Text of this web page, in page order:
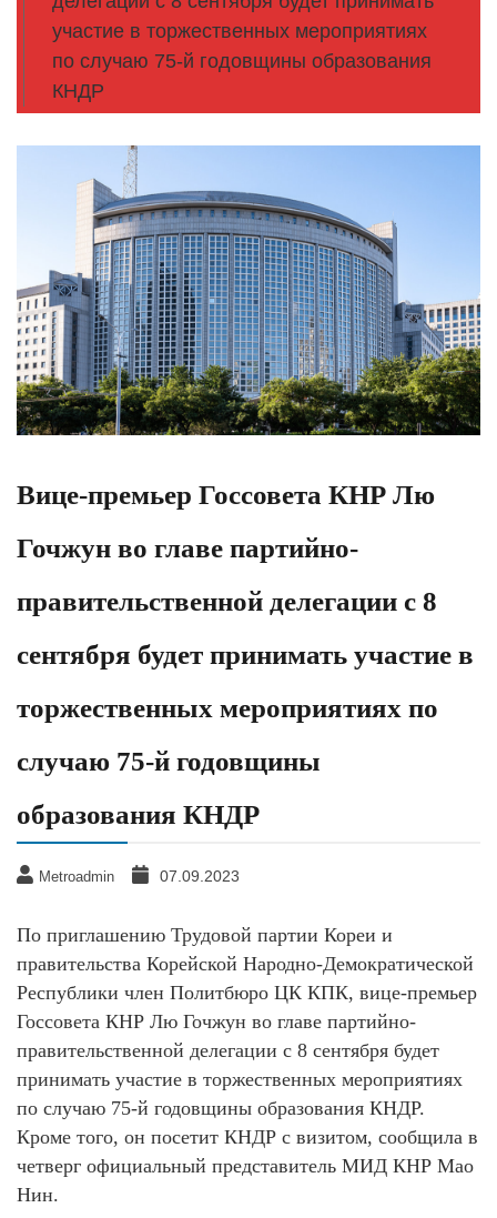
участие в торжественных мероприятиях
по случаю 75-й годовщины образования
КНДР
Вице-премьер Госсовета КНР Лю
Гочжун во главе партийно-
правительственной делегации с 8
сентября будет принимать участие в
торжественных мероприятиях по
случаю 75-й годовщины
образования КНДР
Metroadmin 07.09.2023
По приглашению Трудовой партии Кореи и
правительства Корейской Народно-Демократической
Республики член Политбюро ЦК КПК, вице-премьер
Госсовета КНР Лю Гочжун во главе партийно-
правительственной делегации с 8 сентября будет
принимать участие в торжественных мероприятиях
по случаю 75-й годовщины образования КНДР.
Кроме того, он посетит КНДР с визитом, сообщила в
четверг официальный представитель МИД КНР Мао
Нин.